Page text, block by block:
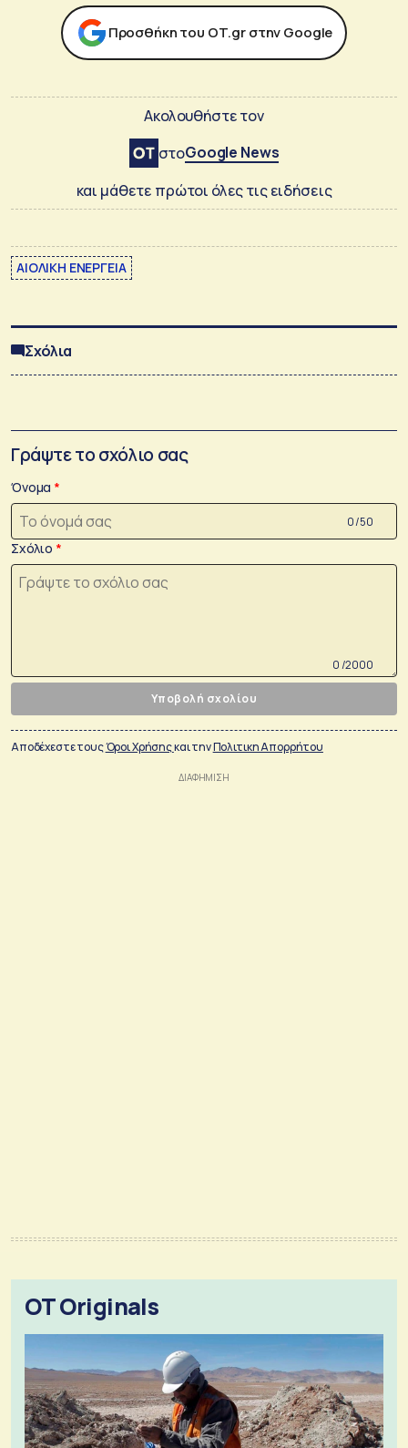
Προσθήκη του ΟΤ.gr στην Google
Ακολουθήστε τον
στοGoogle News
και μάθετε πρώτοι όλες τις ειδήσεις
ΑΙΟΛΙΚΗ ΕΝΕΡΓΕΙΑ
Σχόλια
Γράψτε το σχόλιο σας
Όνομα
0 /50
Σχόλιο
0 /2000
Υποβολή σχολίου
Αποδέχεστε τουςΌροι Χρήσηςκαι τηνΠολιτικη Απορρήτου
OT Originals